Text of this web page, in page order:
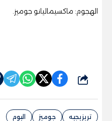
الهجوم: ماكسيماليانو جوميز.
شارك
تريزيجيه جوميز اليوم